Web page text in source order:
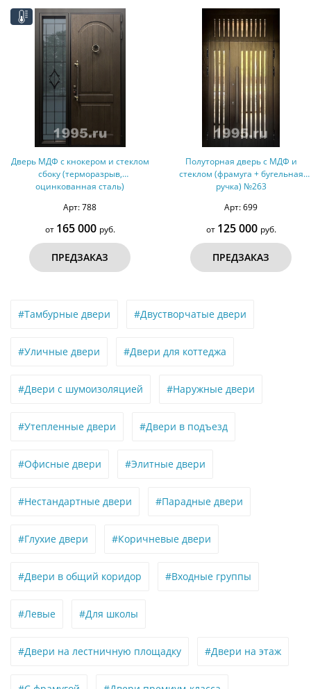
Дверь МДФ с кнокером и стеклом
сбоку (терморазрыв,
оцинкованная сталь)
Арт: 788
от 165 000 руб.
ПРЕДЗАКАЗ
Полуторная дверь с МДФ и
стеклом (фрамуга + бугельная
ручка) №263
Арт: 699
от 125 000 руб.
ПРЕДЗАКАЗ
#Тамбурные двери #Двустворчатые двери
#Уличные двери #Двери для коттеджа
#Двери с шумоизоляцией #Наружные двери
#Утепленные двери #Двери в подъезд
#Офисные двери #Элитные двери
#Нестандартные двери #Парадные двери
#Глухие двери #Коричневые двери
#Двери в общий коридор #Входные группы
#Левые #Для школы
#Двери на лестничную площадку #Двери на этаж